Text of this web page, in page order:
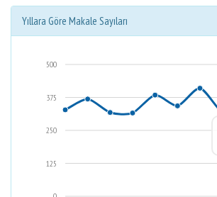
Yıllara Göre Makale Sayıları
125
250
375
500